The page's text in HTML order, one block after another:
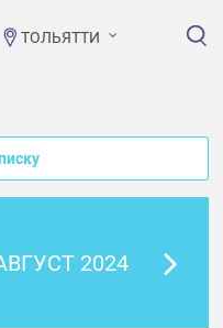
ТОЛЬЯТТИ
2024